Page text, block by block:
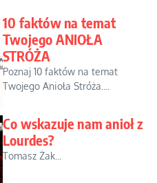
10 faktów na temat
Twojego ANIOŁA
STRÓŻA
Poznaj 10 faktów na temat
Twojego Anioła Stróża....
Co wskazuje nam anioł z
Lourdes?
Tomasz Żak...